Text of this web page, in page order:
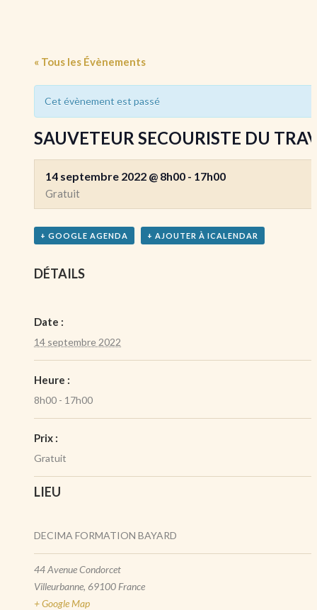
« Tous les Évènements
Cet évènement est passé
SAUVETEUR SECOURISTE DU
14 septembre 2022 @ 8h00 - 17h00
Gratuit
+ GOOGLE AGENDA + AJOUTER À ICALENDAR
DÉTAILS
Date :
14 septembre 2022
Heure :
8h00 - 17h00
Prix :
Gratuit
LIEU
DECIMA FORMATION BAYARD
44 Avenue Condorcet
Villeurbanne, 69100 France
+ Google Map